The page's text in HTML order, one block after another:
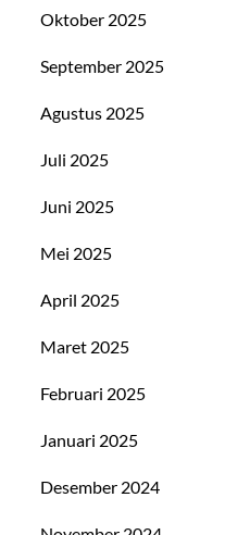
Oktober 2025
September 2025
Agustus 2025
Juli 2025
Juni 2025
Mei 2025
April 2025
Maret 2025
Februari 2025
Januari 2025
Desember 2024